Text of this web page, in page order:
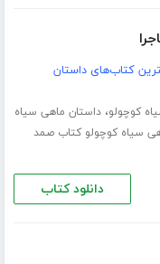
کتاب‌های داستان
کوچولو،داستان ماهی سیاه
سیاه کوچولو کتاب صمد
دانلود کتاب